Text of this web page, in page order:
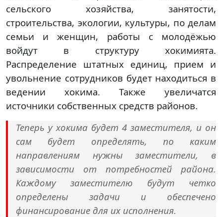
сельского хозяйства, занятости,
строительства, экологии, культуры, по делам
семьи и женщин, работы с молодёжью
войдут в структуру хокимията.
Распределение штатных единиц, прием и
увольнение сотрудников будет находиться в
ведении хокима. Также увеличатся
источники собственных средств районов.
Теперь у хокима будет 4 заместителя, и он
сам будет определять, по каким
направлениям нужны заместители, в
зависимости от потребностей района.
Каждому заместителю будут четко
определены задачи и обеспечено
финансирование для их исполнения.